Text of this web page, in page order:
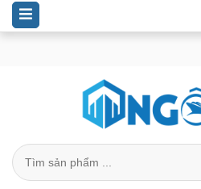
+69 mẫu ghế công thái học hiện đại
Xu hướng dẫn dầu tương lai